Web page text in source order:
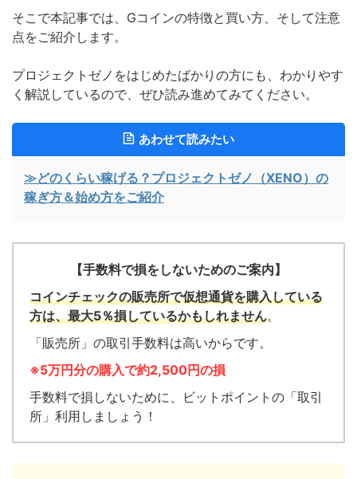
そこで本記事では、Gコインの特徴と買い方、そして注意
点をご紹介します。
プロジェクトゼノをはじめたばかりの方にも、わかりやす
く解説しているので、ぜひ読み進めてみてください。
あわせて読みたい
≫どのくらい稼げる？プロジェクトゼノ（XENO）の
稼ぎ方＆始め方をご紹介
【手数料で損をしないためのご案内】
コインチェックの販売所で仮想通貨を購入している
方は、最大5％損しているかもしれません。
「販売所」の取引手数料は高いからです。
※5万円分の購入で約2,500円の損
手数料で損しないために、ビットポイントの「取引
所」利用しましょう！